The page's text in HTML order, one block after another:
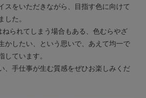
スをいただきながら、目指す色に向けて
した。
られてしまう場合もある、色むらやざ
かしたい、という思いで、あえて均一で
しています。
、手仕事が生む質感をぜひお楽しみくだ